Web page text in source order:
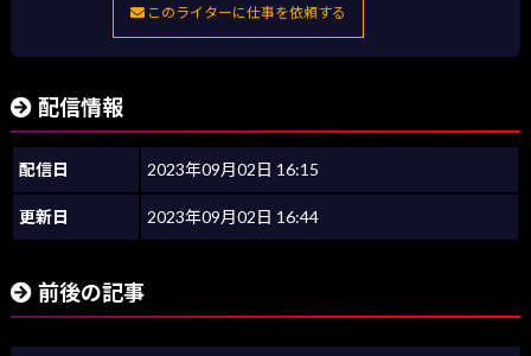
このライターに仕事を依頼する
配信情報
配信日 2023年09月02日 16:15
更新日 2023年09月02日 16:44
前後の記事